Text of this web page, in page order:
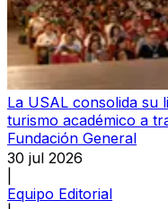
La USAL consolida su
turismo académico a
Fundación General
30 jul 2026
Equipo Editorial